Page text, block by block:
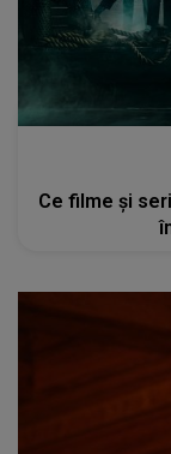
Ce filme şi